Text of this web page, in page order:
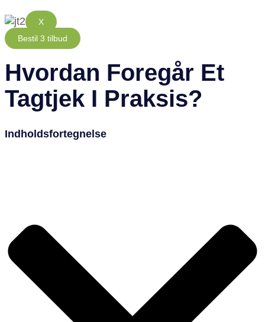
X
Bestil 3 tilbud
Hvordan Foregår Et
Tagtjek I Praksis?
Indholdsfortegnelse